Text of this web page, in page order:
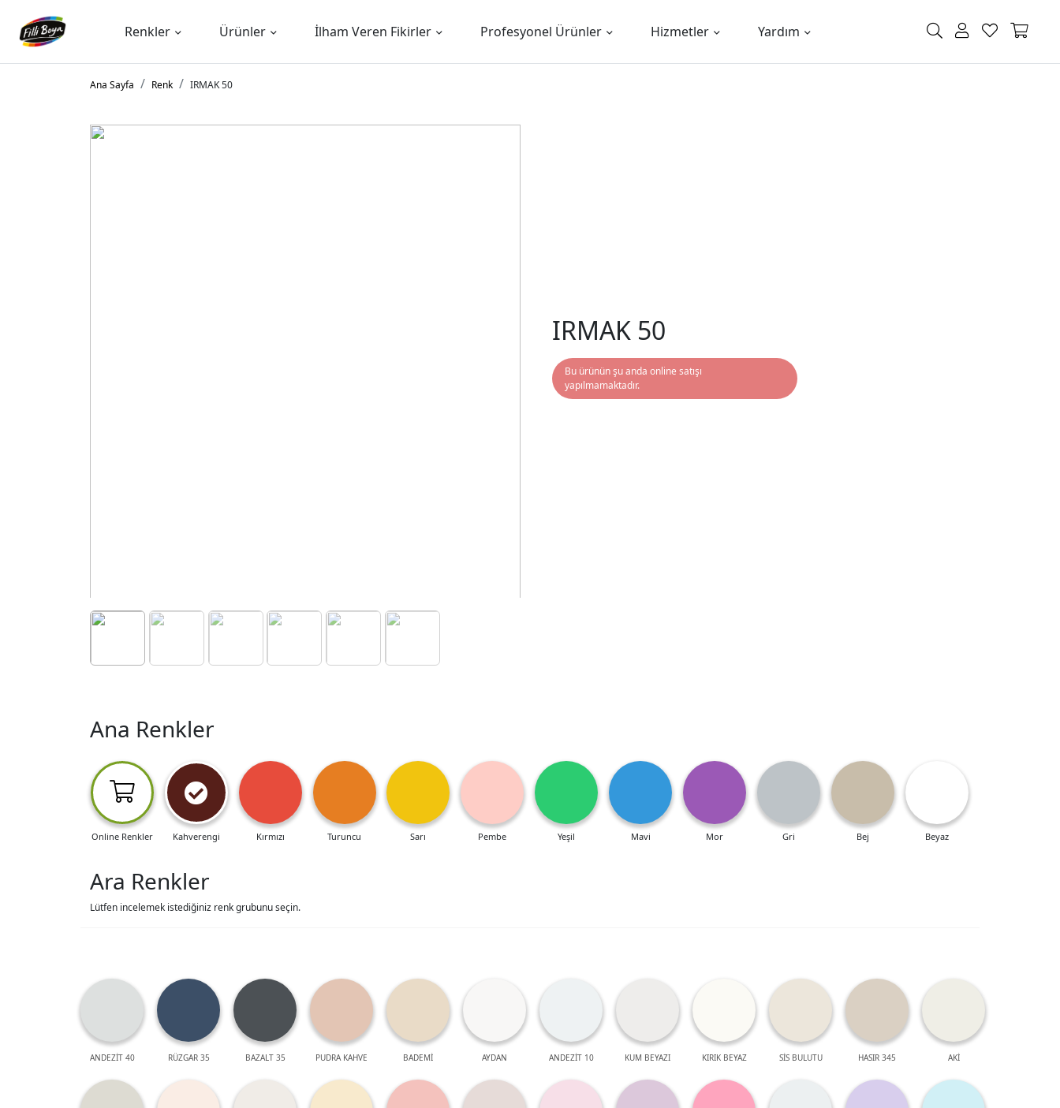
Renkler Ürünler İlham Veren Fikirler Profesyonel Ürünler Hizmetler Yardım
Ana Sayfa Renk IRMAK 50
IRMAK 50
Bu ürünün şu anda online satışı
yapılmamaktadır.
Ana Renkler
Online Renkler Kahverengi Kırmızı Turuncu Sarı Pembe Yeşil Mavi Mor Gri Bej Beyaz
Ara Renkler
Lütfen incelemek istediğiniz renk grubunu seçin.
ANDEZİT 40 RÜZGAR 35 BAZALT 35 PUDRA KAHVE BADEMİ AYDAN ANDEZİT 10 KUM BEYAZI KIRIK BEYAZ SİS BULUTU HASIR 345 AKİ